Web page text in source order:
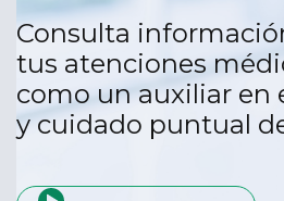
Consulta
tus atenciones
como un auxiliar en
y cuidado puntual